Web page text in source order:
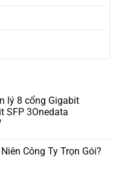
lý 8 cổng Gigabit
SFP 3Onedata
Công Ty Trọn Gói?